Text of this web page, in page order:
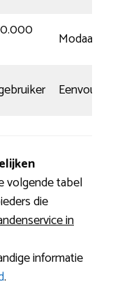
Modaal
Eenvoudig
volgende tabel
die
in
informatie
.